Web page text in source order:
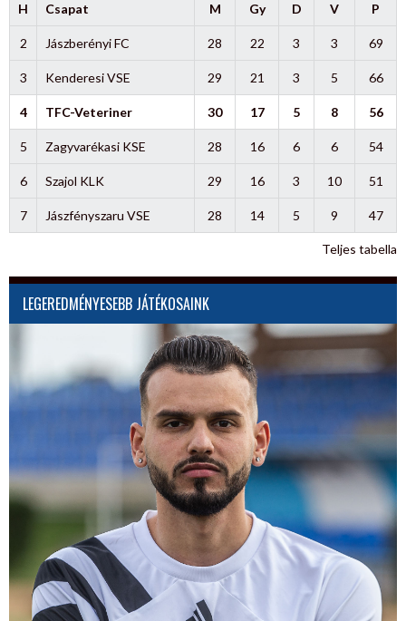
H Csapat M Gy D V P
2 Jászberényi FC 28 22 3 3 69
3 Kenderesi VSE 29 21 3 5 66
4 TFC-Veteriner 30 17 5 8 56
5 Zagyvarékasi KSE 28 16 6 6 54
6 Szajol KLK 29 16 3 10 51
7 Jászfényszaru VSE 28 14 5 9 47
Teljes tabella
LEGEREDMÉNYESEBB JÁTÉKOSAINK